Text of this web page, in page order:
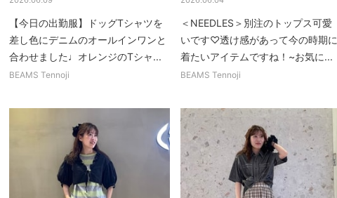
【今日の出勤服】ドッグTシャツを
差し色にデニムのオールインワンと
合わせました♩オレンジのTシャ...
BEAMS Tennoji
＜NEEDLES＞別注のトップス可愛
いです♡透け感があって今の時期に
着たいアイテムですね！~お気に...
BEAMS Tennoji